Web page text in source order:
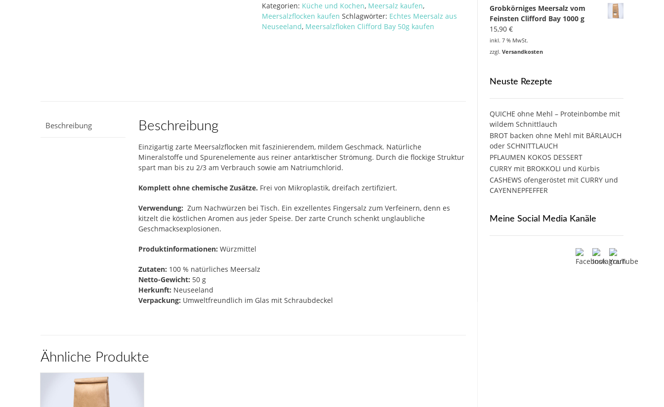
50
g
im
Kategorien: Küche und Kochen, Meersalz kaufen,
Meersalzflocken kaufen Schlagwörter: Echtes Meersalz aus
Neuseeland, Meersalzfloken Clifford Bay 50g kaufen
Beschreibung Beschreibung
Einzigartig zarte Meersalzflocken mit faszinierendem, mildem Geschmack. Natürliche
Mineralstoffe und Spurenelemente aus reiner antarktischer Strömung. Durch die flockige Struktur
spart man bis zu 2/3 am Verbrauch sowie am Natriumchlorid.
Komplett ohne chemische Zusätze. Frei von Mikroplastik, dreifach zertifiziert.
Verwendung: Zum Nachwürzen bei Tisch. Ein exzellentes Fingersalz zum Verfeinern, denn es
kitzelt die köstlichen Aromen aus jeder Speise. Der zarte Crunch schenkt unglaubliche
Geschmacksexplosionen.
Produktinformationen:Würzmittel
Zutaten: 100 % natürliches Meersalz
Netto-Gewicht: 50 g
Herkunft: Neuseeland
Verpackung: Umweltfreundlich im Glas mit Schraubdeckel
Ähnliche Produkte
Grobkörniges Meersalz vom
Feinsten Clifford Bay 1000 g
15,90 €
inkl. 7 % MwSt.
zzgl. Versandkosten
Neuste Rezepte
QUICHE ohne Mehl – Proteinbombe mit
wildem Schnittlauch
BROT backen ohne Mehl mit BÄRLAUCH
oder SCHNITTLAUCH
PFLAUMEN KOKOS DESSERT
CURRY mit BROKKOLI und Kürbis
CASHEWS ofengeröstet mit CURRY und
CAYENNEPFEFFER
Meine Social Media Kanäle